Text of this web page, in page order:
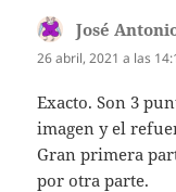
José
26 abril, 2021 a las
Exacto. Son 3
imagen y el
Gran primera
por otra parte.